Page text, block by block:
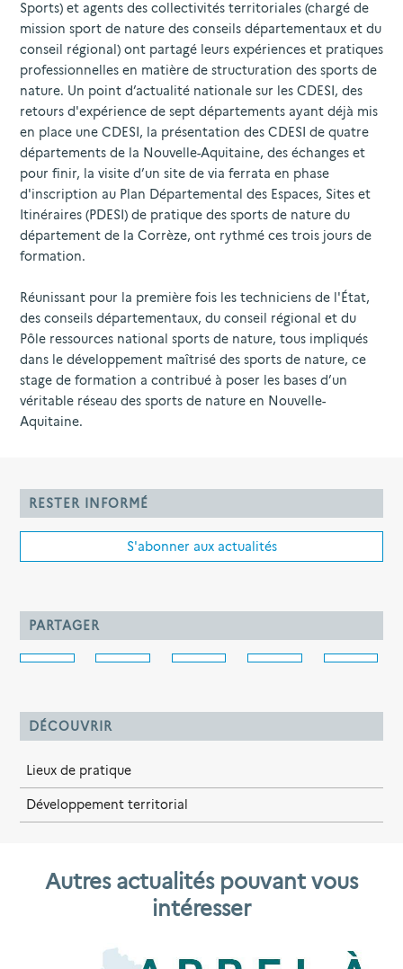
Sports) et agents des collectivités territoriales (chargé de
mission sport de nature des conseils départementaux et du
conseil régional) ont partagé leurs expériences et pratiques
professionnelles en matière de structuration des sports de
nature. Un point d’actualité nationale sur les CDESI, des
retours d'expérience de sept départements ayant déjà mis
en place une CDESI, la présentation des CDESI de quatre
départements de la Nouvelle-Aquitaine, des échanges et
pour finir, la visite d’un site de via ferrata en phase
d'inscription au Plan Départemental des Espaces, Sites et
Itinéraires (PDESI) de pratique des sports de nature du
département de la Corrèze, ont rythmé ces trois jours de
formation.
Réunissant pour la première fois les techniciens de l'État,
des conseils départementaux, du conseil régional et du
Pôle ressources national sports de nature, tous impliqués
dans le développement maîtrisé des sports de nature, ce
stage de formation a contribué à poser les bases d’un
véritable réseau des sports de nature en Nouvelle-
Aquitaine.
RESTER INFORMÉ
S'abonner aux actualités
PARTAGER
DÉCOUVRIR
Lieux de pratique
Développement territorial
Autres actualités pouvant vous
intéresser